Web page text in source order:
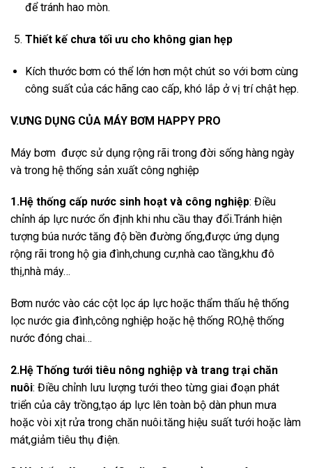
để tránh hao mòn.
Thiết kế chưa tối ưu cho không gian hẹp
Kích thước bơm có thể lớn hơn một chút so với bơm cùng
công suất của các hãng cao cấp, khó lắp ở vị trí chật hẹp.
V.ƯNG DỤNG CỦA MÁY BƠM HAPPY PRO
Máy bơm được sử dụng rộng rãi trong đời sống hàng ngày
và trong hệ thống sản xuất công nghiệp
1.Hệ thống cấp nước sinh hoạt và công nghiệp: Điều
chỉnh áp lực nước ổn định khi nhu cầu thay đổi.Tránh hiện
tượng búa nước tăng độ bền đường ống,được ứng dụng
rộng rãi trong hộ gia đình,chung cư,nhà cao tầng,khu đô
thị,nhà máy…
Bơm nước vào các cột lọc áp lực hoặc thẩm thấu hệ thống
lọc nước gia đình,công nghiệp hoặc hệ thống RO,hệ thống
nước đóng chai…
2.Hệ Thống tưới tiêu nông nghiệp và trang trại chăn
nuôi: Điều chỉnh lưu lượng tưới theo từng giai đoạn phát
triển của cây trồng,tạo áp lực lên toàn bộ dàn phun mưa
hoặc vòi xịt rửa trong chăn nuôi.tăng hiệu suất tưới hoặc làm
mát,giảm tiêu thụ điện.